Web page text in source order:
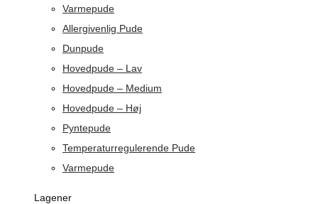
Varmepude
Allergivenlig Pude
Dunpude
Hovedpude – Lav
Hovedpude – Medium
Hovedpude – Høj
Pyntepude
Temperaturregulerende Pude
Varmepude
Lagener